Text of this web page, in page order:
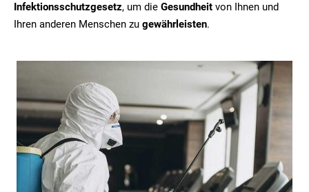
Infektionsschutzgesetz, um die Gesundheit von Ihnen und
Ihren anderen Menschen zu gewährleisten.